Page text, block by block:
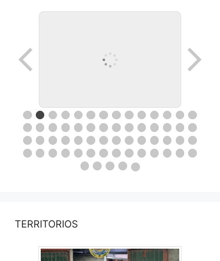
TERRITORIOS